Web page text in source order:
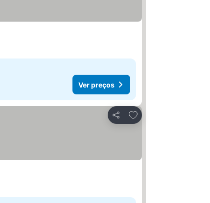
Ver preços
Partilhar
Adicionar aos favoritos